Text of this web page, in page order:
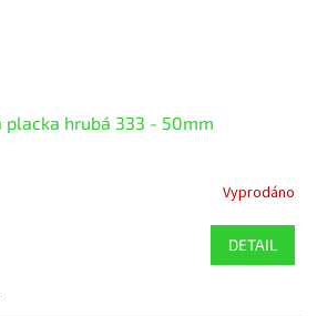
placka hrubá 333 - 50mm
Vyprodáno
DETAIL